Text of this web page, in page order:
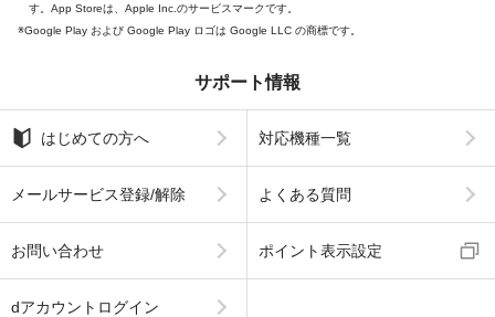
す。App Storeは、Apple Inc.のサービスマークです。
Google Play および Google Play ロゴは Google LLC の商標です。
サポート情報
はじめての方へ 対応機種一覧
メールサービス登録/解除 よくある質問
お問い合わせ ポイント表示設定
dアカウントログイン